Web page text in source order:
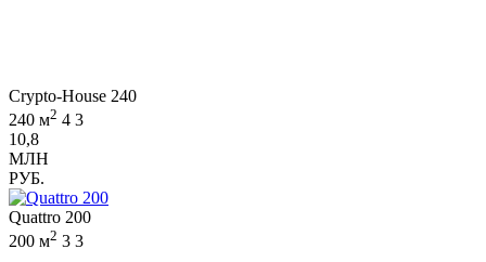
Crypto-House 240
240 м2 4 3
10,8
МЛН
РУБ.
Quattro 200
200 м2 3 3